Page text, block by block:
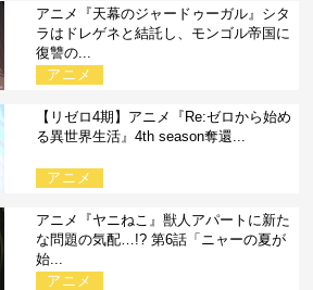
アニメ『天幕のジャードゥーガル』シタ
ラはドレゲネと結託し、モンゴル帝国に
復讐の...
アニメ
【リゼロ4期】アニメ『Re:ゼロから始め
る異世界生活』4th season奪還...
アニメ
アニメ『ヤニねこ』獣人アパートに新た
な問題の気配…!? 第6話「ニャーの夏が
始...
アニメ